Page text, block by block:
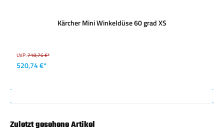
Kärcher Mini Winkeldüse 60 grad XS
UVP:718,76 €*
520,74 €*
Zuletzt gesehene Artikel